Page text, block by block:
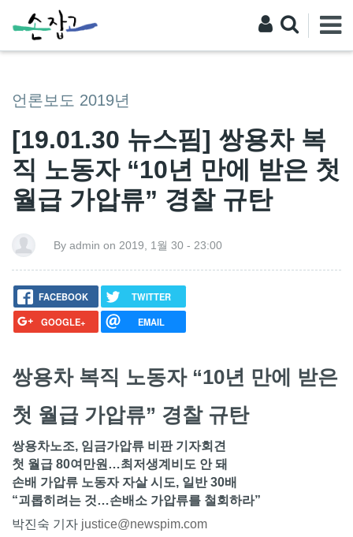
언론보도 2019년
[19.01.30 뉴스핌] 쌍용차 복
직 노동자 “10년 만에 받은 첫
월급 가압류” 경찰 규탄
By admin on 2019, 1월 30 - 23:00
FACEBOOK
TWITTER
GOOGLE+
EMAIL
쌍용차 복직 노동자 “10년 만에 받은
첫 월급 가압류” 경찰 규탄
쌍용차노조, 임금가압류 비판 기자회견
첫 월급 80여만원…최저생계비도 안 돼
손배 가압류 노동자 자살 시도, 일반 30배
“괴롭히려는 것…손배소 가압류를 철회하라”
박진숙 기자 justice@newspim.com